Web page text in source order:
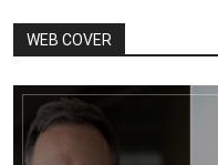
WEB COVER